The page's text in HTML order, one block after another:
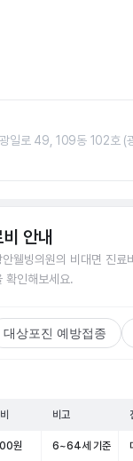
일로 49, 109동 102호 (
안내
안웰빙의원의 비대면 진료
확인해보세요.
대상포진 예방접종
비고
원 6~64세 기준